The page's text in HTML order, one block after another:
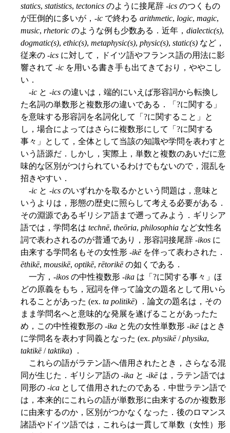
statics, statistics, tectonics のように接尾辞 -ics のつくもの
が圧倒的に多いが，-ic で終わる arithmetic, logic, magic,
music, rhetoric のような例も少数ある．近年， dialectic(s),
dogmatic(s), ethic(s), metaphysic(s), physic(s), static(s) など，
従来の -ics に対して，ドイツ語やフランス語の用法に影
響されて -ic を用いる書き手も出てきており，ややこし
い．
-ic と -ics の違いは，端的にいえば形容詞から転換し
た名詞の単数形と複数形の違いである．「?に関する」
を意味する形容詞を名詞化して「?に関すること」と
し，場合によってはさらに複数形にして「?に関する
事々」として，全体として当該の知識や学問を表わすと
いう語源だ．しかし，実際上，単数と複数のあいだに意
味的な区別がつけられているわけでもないので，混乱を
招きやすい．
-ic と -ics のいずれかを取るかという問題は，意味と
いうよりは，形態の歴史に照らして考える必要がある．
その淵源であるギリシア語まで遡ってみよう．ギリシア
語では，学問名は technē, theōria, philosophia など女性名
詞で表わされるのが普通であり，形容詞接尾辞 -ikos に
由来する学問名もその女性形 -ikēを伴って表わされた．
ēthikē, mousikē, optikē, rētorikēの如くである．
一方，-ikos の中性複数形 -ika は「?に関する事々」ほ
どの原義をもち，冠詞を伴って論文の題名として用いら
れることがあった (ex. ta politikē) ．論文の題名は，その
まま学問名へと意味的な発展を遂げることがあったた
め，この中性複数形の -ika と先の女性単数形 -ikēはとき
に学問名を表わす同義となった (ex. physikē/physika,
taktikē/taktika) ．
これらの語がラテン語へ借用されたとき，さらなる混
同が生じた．ギリシア語の -ika と -ikēは，ラテン語では
同形の -ica として借用されたのである．中世ラテン語で
は，本来的にこれらの語が単数形に由来するのか複数形
に由来するのか，区別がつかなくなった．後のロマンス
諸語やドイツ語では，これらは一貫して単数（女性）形